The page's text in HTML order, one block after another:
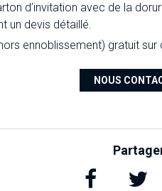
d’invitation avec de la
un devis détaillé.
ennoblissement) gratuit sur
NOUS